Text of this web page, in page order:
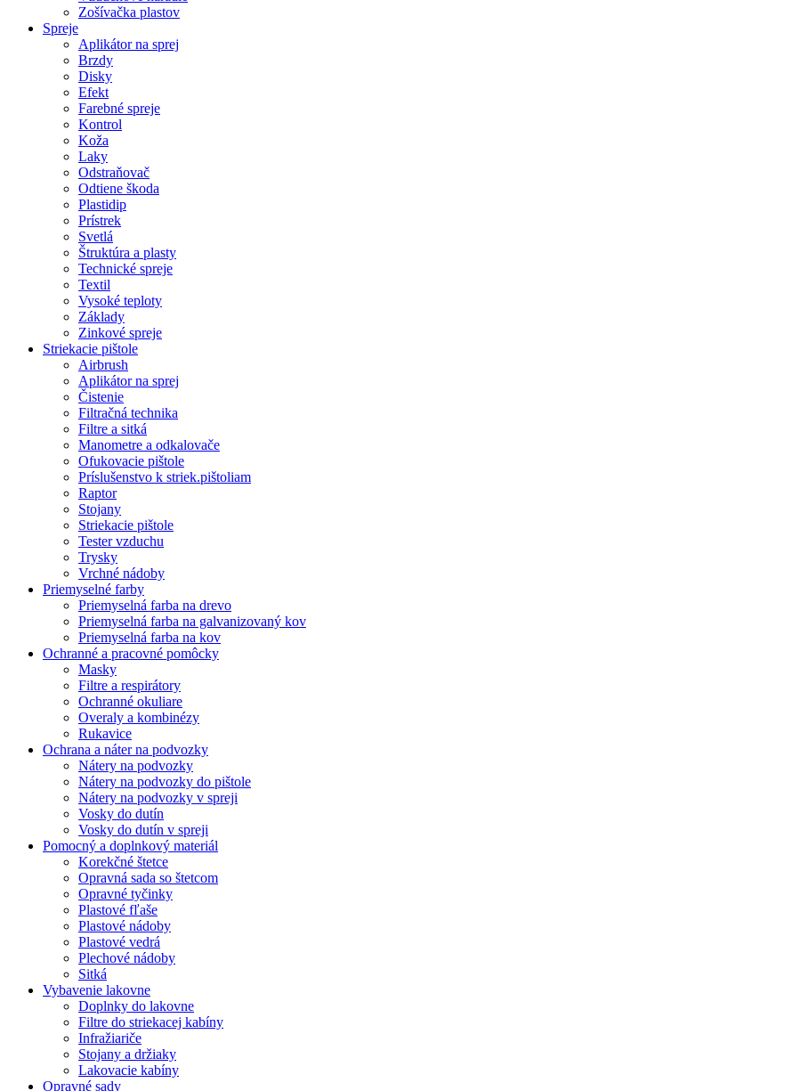
Zošívačka plastov
Spreje
Aplikátor na sprej
Brzdy
Disky
Efekt
Farebné spreje
Kontrol
Koža
Laky
Odstraňovač
Odtiene škoda
Plastidip
Prístrek
Svetlá
Štruktúra a plasty
Technické spreje
Textil
Vysoké teploty
Základy
Zinkové spreje
Striekacie pištole
Airbrush
Aplikátor na sprej
Čistenie
Filtračná technika
Filtre a sitká
Manometre a odkalovače
Ofukovacie pištole
Príslušenstvo k striek.pištoliam
Raptor
Stojany
Striekacie pištole
Tester vzduchu
Trysky
Vrchné nádoby
Priemyselné farby
Priemyselná farba na drevo
Priemyselná farba na galvanizovaný kov
Priemyselná farba na kov
Ochranné a pracovné pomôcky
Masky
Filtre a respirátory
Ochranné okuliare
Overaly a kombinézy
Rukavice
Ochrana a náter na podvozky
Nátery na podvozky
Nátery na podvozky do pištole
Nátery na podvozky v spreji
Vosky do dutín
Vosky do dutín v spreji
Pomocný a doplnkový materiál
Korekčné štetce
Opravná sada so štetcom
Opravné tyčinky
Plastové fľaše
Plastové nádoby
Plastové vedrá
Plechové nádoby
Sitká
Vybavenie lakovne
Doplnky do lakovne
Filtre do striekacej kabíny
Infražiariče
Stojany a držiaky
Lakovacie kabíny
Opravné sady